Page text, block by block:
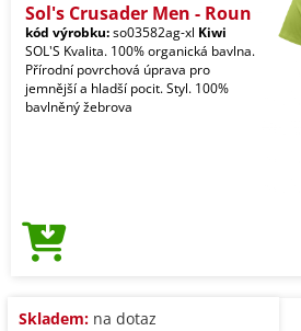
Sol's Crusader Men - Roun
kód výrobku:so03582ag-xl Kiwi
SOL'S Kvalita. 100% organická bavlna.
Přírodní povrchová úprava pro
jemnější a hladší pocit. Styl. 100%
bavlněný žebrova
Skladem: na dotaz